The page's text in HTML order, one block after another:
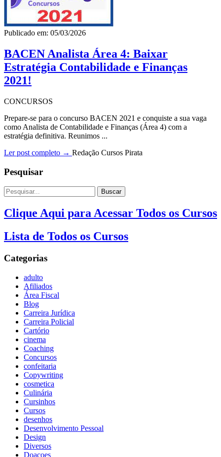
Publicado em: 05/03/2026
BACEN Analista Área 4: Baixar
Estratégia Contabilidade e Finanças
2021!
CONCURSOS
Prepare-se para o concurso BACEN 2021 e conquiste a sua vaga
como Analista de Contabilidade e Finanças (Área 4) com a
estratégia definitiva. Reunimos ...
Ler post completo → Redação Cursos Pirata
Pesquisar
Buscar
Clique Aqui para Acessar Todos os Cursos
Lista de Todos os Cursos
Categorias
adulto
Afiliados
Área Fiscal
Blog
Carreira Jurídica
Carreira Policial
Cartório
cinema
Coaching
Concursos
confeitaria
Copywriting
cosmetica
Culinária
Cursinhos
Cursos
desenhos
Desenvolvimento Pessoal
Design
Diversos
Doaçoes